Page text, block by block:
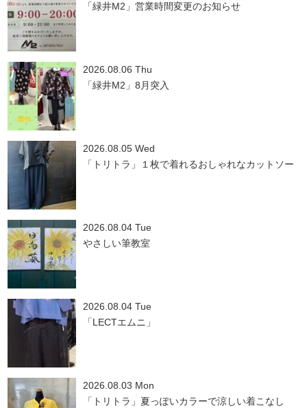
「緑井M2」営業時間変更のお知らせ
2026.08.06 Thu
「緑井M2」8月突入
2026.08.05 Wed
「トリトラ」１枚で着れるおしゃれなカットソー
2026.08.04 Tue
やさしい筆教室
2026.08.04 Tue
「LECTエムニ」
2026.08.03 Mon
「トリトラ」夏っぽいカラーで涼しい着こなし